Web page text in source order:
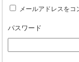
メールアドレスを
パスワード